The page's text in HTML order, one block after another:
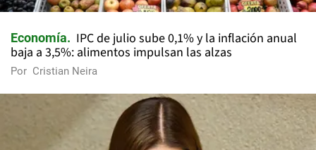
Economía
IPC de julio sube 0,1% y la inflación anual
baja a 3,5%: alimentos impulsan las alzas
Por Cristian Neira